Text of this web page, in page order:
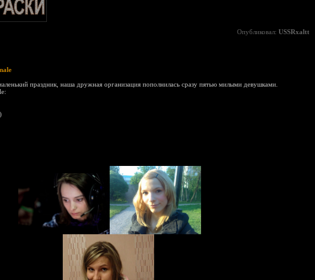
Опубликовал: USSRxaltt
праздник, наша дружная организация пополнилась сразу пятью милыми девушками.